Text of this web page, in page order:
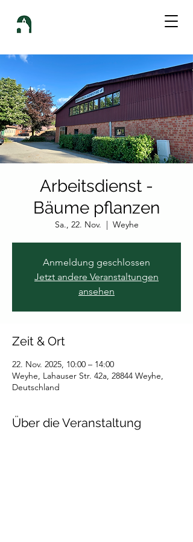
Arbeitsdienst -
Bäume pflanzen
Sa., 22. Nov.
  |
Weyhe
Anmeldung geschlossen
Jetzt andere Veranstaltungen
ansehen
Zeit & Ort
22. Nov. 2025, 10:00 – 14:00
Weyhe, Lahauser Str. 42a, 28844 Weyhe,
Deutschland
Über die Veranstaltung